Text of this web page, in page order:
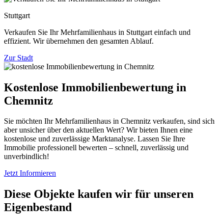
Stuttgart
Verkaufen Sie Ihr Mehrfamilienhaus in Stuttgart einfach und
effizient. Wir übernehmen den gesamten Ablauf.
Zur Stadt
Kostenlose Immobilienbewertung in
Chemnitz
Sie möchten Ihr Mehrfamilienhaus in Chemnitz verkaufen, sind sich
aber unsicher über den aktuellen Wert? Wir bieten Ihnen eine
kostenlose und zuverlässige Marktanalyse. Lassen Sie Ihre
Immobilie professionell bewerten – schnell, zuverlässig und
unverbindlich!
Jetzt Informieren
Diese Objekte kaufen wir für unseren
Eigenbestand